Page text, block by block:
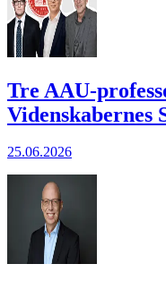
Tre AAU-
Videnskabernes
25.06.2026